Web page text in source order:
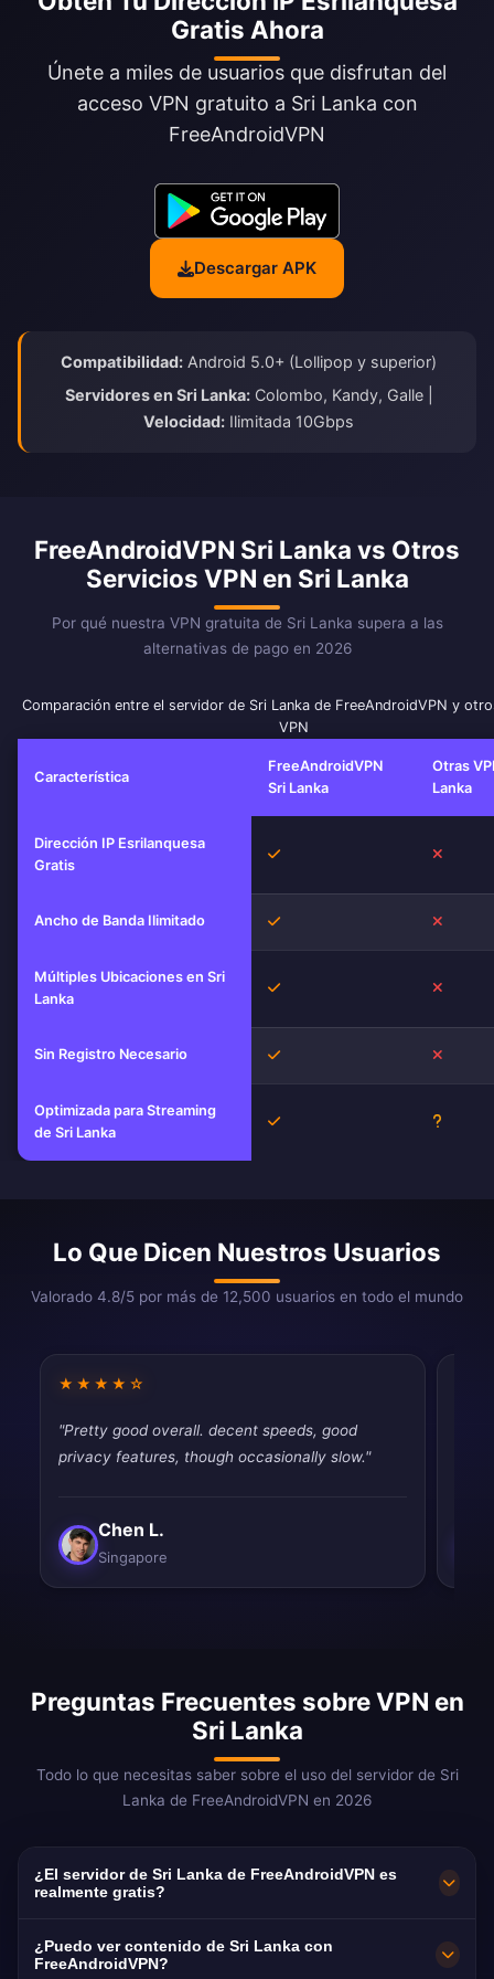
Gratis Ahora
Únete a miles de usuarios que disfrutan del
acceso VPN gratuito a Sri Lanka con
FreeAndroidVPN
Descargar APK
Compatibilidad: Android 5.0+ (Lollipop y superior)
Servidores en Sri Lanka:Colombo, Kandy, Galle |
Velocidad: Ilimitada 10Gbps
FreeAndroidVPN Sri Lanka vs Otros
Servicios VPN en Sri Lanka
Por qué nuestra VPN gratuita de Sri Lanka supera a las
alternativas de pago en 2026
Comparación entre el servidor de Sri Lanka de FreeAndroidVPN y
VPN
Característica
FreeAndroidVPN
Sri Lanka
Otras
Lanka
Dirección IP Esrilanquesa
Gratis
Sí
Ancho de Banda Ilimitado Sí
Múltiples Ubicaciones en Sri
Lanka
Sí
Sin Registro Necesario Sí
Optimizada para Streaming
de Sri Lanka
Sí
Lo Que Dicen Nuestros Usuarios
Valorado 4.8/5 por más de 12,500 usuarios en todo el mundo
★★★★☆
"Pretty good overall. decent speeds, good
privacy features, though occasionally slow."
Chen L.
Singapore
Preguntas Frecuentes sobre VPN en
Sri Lanka
Todo lo que necesitas saber sobre el uso del servidor de Sri
Lanka de FreeAndroidVPN en 2026
¿El servidor de Sri Lanka de FreeAndroidVPN es
realmente gratis?
FreeAndroidVPN es 100% gratis. Esencial para
¿Puedo ver contenido de Sri Lanka con
FreeAndroidVPN?